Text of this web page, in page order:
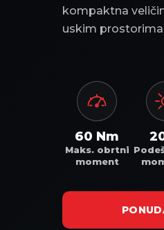
kompaktna
uskim
60 Nm
Maks. obrtni
moment